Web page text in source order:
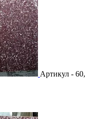
Артикул - 60,